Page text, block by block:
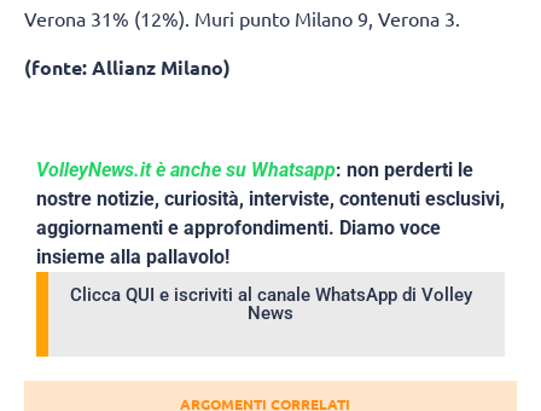
Verona 31% (12%). Muri punto Milano 9, Verona 3.
(fonte: Allianz Milano)
VolleyNews.it è anche su Whatsapp: non perderti le
nostre notizie, curiosità, interviste, contenuti esclusivi,
aggiornamenti e approfondimenti. Diamo voce
insieme alla pallavolo!
Clicca QUI e iscriviti al canale WhatsApp di Volley
News
ARGOMENTI CORRELATI